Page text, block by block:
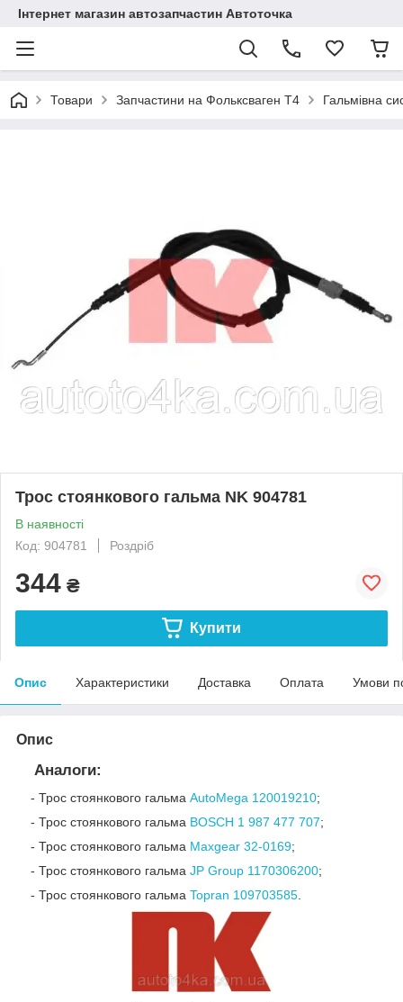
Інтернет магазин автозапчастин Автоточка
Товари Запчастини на Фольксваген Т4 Гальмівна
Трос стоянкового гальма NK 904781
В наявності
Код: 904781
Роздріб
344 ₴
Купити
Опис Характеристики Доставка Оплата Умови
Опис
Аналоги:
- Трос стоянкового гальма AutoMega 120019210;
- Трос стоянкового гальма BOSCH 1 987 477 707;
- Трос стоянкового гальма Maxgear 32-0169;
- Трос стоянкового гальма JP Group 1170306200;
- Трос стоянкового гальма Topran 109703585